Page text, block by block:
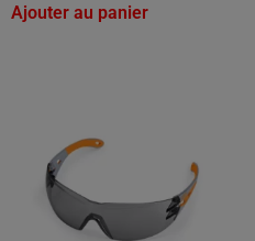
Ajouter au panier